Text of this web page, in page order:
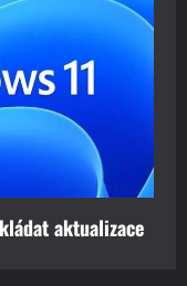
aktualizace